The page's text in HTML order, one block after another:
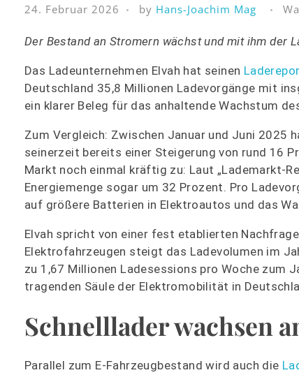
24. Februar 2026 by Hans-Joachim Mag
Der Bestand an Stromern wächst und mit ihm der
Das Ladeunternehmen Elvah hat seinen
Deutschland 35,8 Millionen Ladevorgänge mit
ein klarer Beleg für das anhaltende Wachstum
Zum Vergleich: Zwischen Januar und Juni 2025
seinerzeit bereits einer Steigerung von rund 16
Markt noch einmal kräftig zu: Laut „Lademarkt-
Energiemenge sogar um 32 Prozent. Pro
auf größere Batterien in Elektroautos und das
Elvah spricht von einer fest etablierten
Elektrofahrzeugen steigt das Ladevolumen im
zu 1,67 Millionen Ladesessions pro Woche zum
tragenden Säule der Elektromobilität in
Schnelllader wachsen
Parallel zum E-Fahrzeugbestand wird auch die